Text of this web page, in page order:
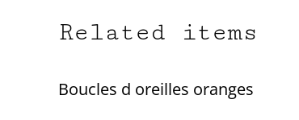
Related items
%
Boucles d oreilles oranges